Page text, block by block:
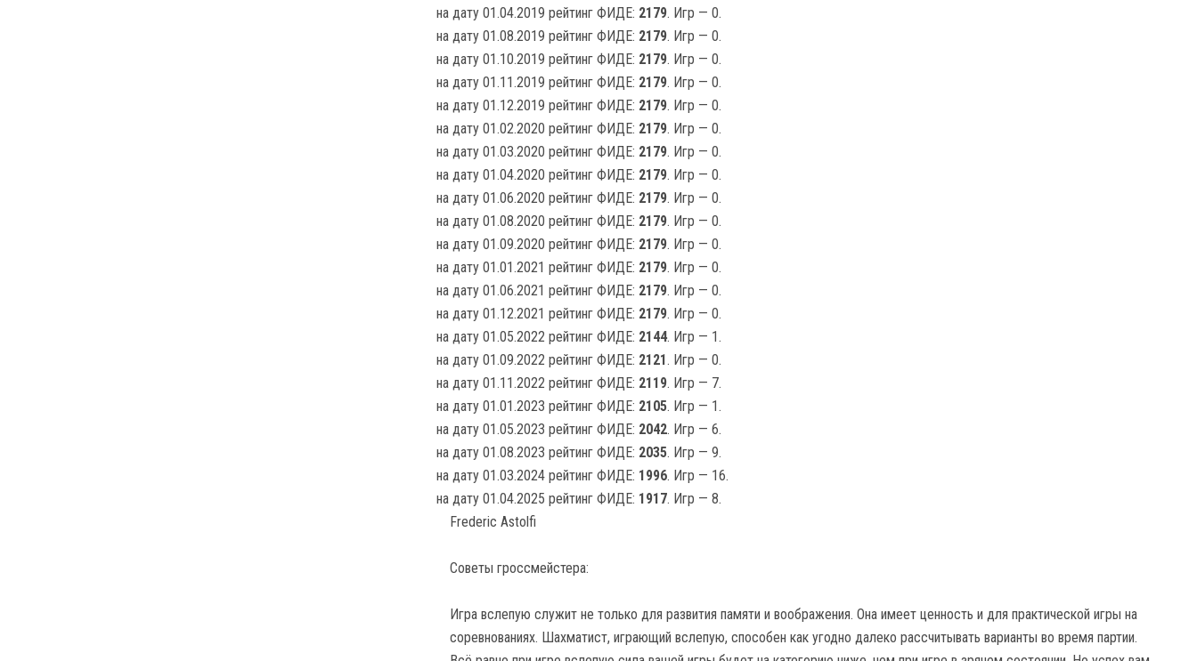
на дату 01.04.2019 рейтинг ФИДЕ: 2179. Игр — 0.
на дату 01.08.2019 рейтинг ФИДЕ: 2179. Игр — 0.
на дату 01.10.2019 рейтинг ФИДЕ: 2179. Игр — 0.
на дату 01.11.2019 рейтинг ФИДЕ: 2179. Игр — 0.
на дату 01.12.2019 рейтинг ФИДЕ: 2179. Игр — 0.
на дату 01.02.2020 рейтинг ФИДЕ: 2179. Игр — 0.
на дату 01.03.2020 рейтинг ФИДЕ: 2179. Игр — 0.
на дату 01.04.2020 рейтинг ФИДЕ: 2179. Игр — 0.
на дату 01.06.2020 рейтинг ФИДЕ: 2179. Игр — 0.
на дату 01.08.2020 рейтинг ФИДЕ: 2179. Игр — 0.
на дату 01.09.2020 рейтинг ФИДЕ: 2179. Игр — 0.
на дату 01.01.2021 рейтинг ФИДЕ: 2179. Игр — 0.
на дату 01.06.2021 рейтинг ФИДЕ: 2179. Игр — 0.
на дату 01.12.2021 рейтинг ФИДЕ: 2179. Игр — 0.
на дату 01.05.2022 рейтинг ФИДЕ: 2144. Игр — 1.
на дату 01.09.2022 рейтинг ФИДЕ: 2121. Игр — 0.
на дату 01.11.2022 рейтинг ФИДЕ: 2119. Игр — 7.
на дату 01.01.2023 рейтинг ФИДЕ: 2105. Игр — 1.
на дату 01.05.2023 рейтинг ФИДЕ: 2042. Игр — 6.
на дату 01.08.2023 рейтинг ФИДЕ: 2035. Игр — 9.
на дату 01.03.2024 рейтинг ФИДЕ: 1996. Игр — 16.
на дату 01.04.2025 рейтинг ФИДЕ: 1917. Игр — 8.
Frederic Astolfi
Советы гроссмейстера:
Игра вслепую служит не только для развития памяти и воображения. Она имеет ценность и для практической игры на
соревнованиях. Шахматист, играющий вслепую, способен как угодно далеко рассчитывать варианты во время партии.